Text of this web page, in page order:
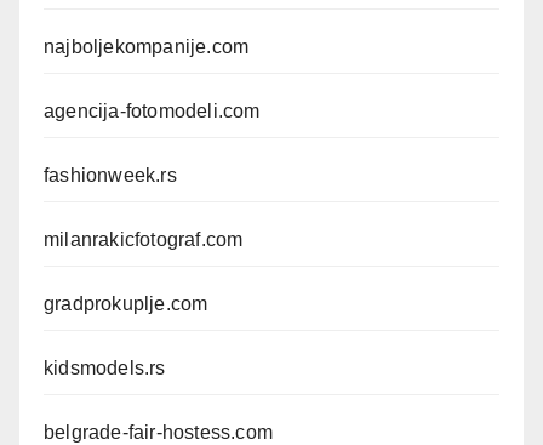
najboljekompanije.com
agencija-fotomodeli.com
fashionweek.rs
milanrakicfotograf.com
gradprokuplje.com
kidsmodels.rs
belgrade-fair-hostess.com